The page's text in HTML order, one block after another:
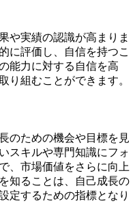
や実績の認識が高まりま
に評価し、自信を持つこ
能力に対する自信を高
り組むことができます。
のための機会や目標を見
スキルや専門知識にフォ
、市場価値をさらに向上
知ることは、自己成長の
定するための指標となり